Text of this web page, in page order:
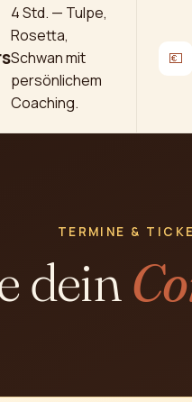
4 Std. — Tulpe,
Rosetta,
Schwan mit
persönlichem
Coaching.
💶
TERMINE &
dein